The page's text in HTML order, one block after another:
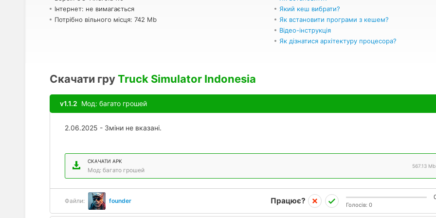
Інтернет: не вимагається
Потрібно вільного місця: 742 Mb
Який кеш вибрати?
Як встановити програми з кешем?
Відео-інструкція
Як дізнатися архітектуру процесора?
Скачати груTruck Simulator Indonesia
v1.1.2 Мод: багато грошей
2.06.2025 - Зміни не вказані.
СКАЧАТИ APK
Мод: багато грошей
567.13 Mb
Файли: founder Працює? Голосів: 0